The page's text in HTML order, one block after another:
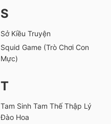
S
Sở Kiều Truyện
Squid Game (Trò Chơi Con
Mực)
T
Tam Sinh Tam Thế Thập Lý
Đào Hoa